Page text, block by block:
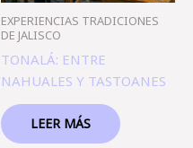
EXPERIENCIAS TRADICIONES
DE JALISCO
TONALÁ: ENTRE
NAHUALES Y TASTOANES
LEER MÁS